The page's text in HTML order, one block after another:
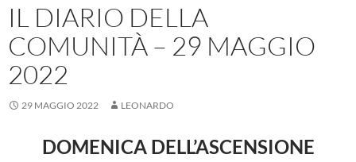
IL DIARIO DELLA
COMUNITÀ – 29 MAGGIO
2022
29 MAGGIO 2022 LEONARDO
DOMENICA DELL’ASCENSIONE